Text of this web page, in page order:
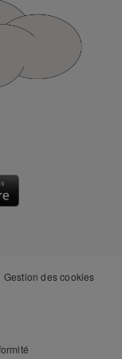
Gestion des cookies